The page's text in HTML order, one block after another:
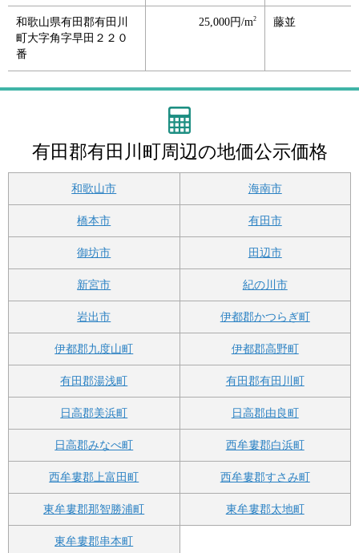
和歌山県有田郡有田川
町大字角字早田２２０
番
25,000円/m2 藤並
有田郡有田川町周辺の地価公示価格
和歌山市 海南市
橋本市 有田市
御坊市 田辺市
新宮市 紀の川市
岩出市 伊都郡かつらぎ町
伊都郡九度山町 伊都郡高野町
有田郡湯浅町 有田郡有田川町
日高郡美浜町 日高郡由良町
日高郡みなべ町 西牟婁郡白浜町
西牟婁郡上富田町 西牟婁郡すさみ町
東牟婁郡那智勝浦町 東牟婁郡太地町
東牟婁郡串本町